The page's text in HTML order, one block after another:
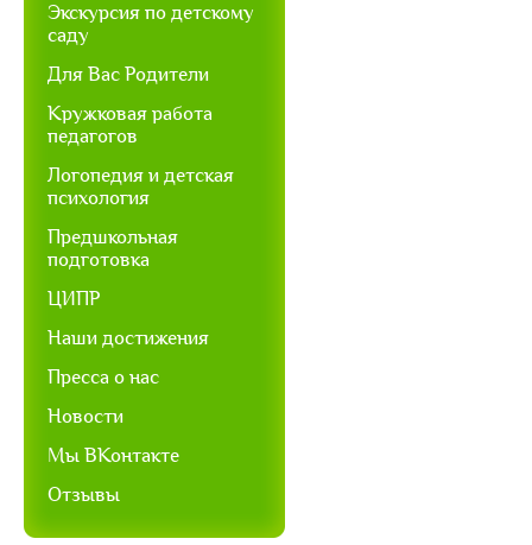
Экскурсия по детскому
саду
Для Вас Родители
Кружковая работа
педагогов
Логопедия и детская
психология
Предшкольная
подготовка
ЦИПР
Наши достижения
Пресса о нас
Новости
Мы ВКонтакте
Отзывы